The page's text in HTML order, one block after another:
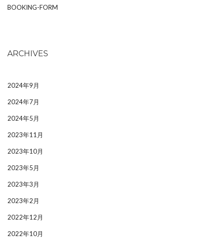
BOOKING-FORM
ARCHIVES
2024年9月
2024年7月
2024年5月
2023年11月
2023年10月
2023年5月
2023年3月
2023年2月
2022年12月
2022年10月